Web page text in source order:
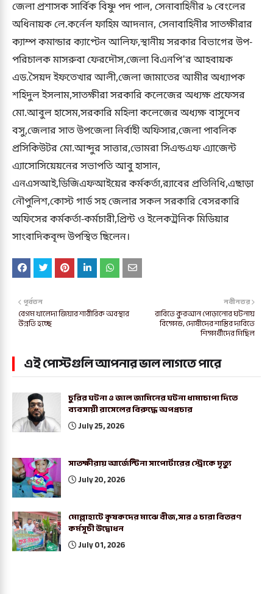
জেলা প্রশাসক সার্বিক বিষ্ণু পদ পাল, সেনাবাহিনীর ৯ বেংলের
অধিনায়ক লে.কর্নেল ফাহিম আদনান, সেনাবাহিনীর সাতক্ষীরার
ক্যাম্প কমান্ডার ক্যাপ্টেন আলিফ,স্থানীয় সরকার বিভাগের উপ-
পরিচালক মাসরুবা ফেরদৌস,জেলা বিএনপি'র আহবায়ক
এড.সৈয়দ ইফতেখার আলী,জেলা জামাতের আমীর অধ্যাপক
শহিদুল ইসলাম,সাতক্ষীরা সরকারি কলেজের অধ্যক্ষ প্রফেসর
মো.আবুল হাসেম,সরকারি মহিলা কলেজের অধ্যক্ষ বাসুদেব
বসু,জেলার সাত উপজেলা নির্বাহী অফিসার,জেলা পাবলিক
প্রসিকিউটর মো.আব্দুর সাত্তার,ভোমরা সিএন্ডএফ এ্যাজেন্ট
এ্যাসোসিয়েয়নের সভাপতি আবু হাসান,
এনএসআই,ডিজিএফআইয়ের কর্মকর্তা,র‍্যাবের প্রতিনিধি,এছাড়া
নৌপুলিশ,কোস্ট গার্ড সহ জেলার সকল সরকারি বেসরকারি
অফিসের কর্মকর্তা-কর্মচারী,প্রিন্ট ও ইলেকট্রনিক মিডিয়ার
সাংবাদিকবৃন্দ উপস্থিত ছিলেন।
নবীনতর
রাবিতে কুরআন পোড়ানোর ঘটনায়
বিক্ষোভ, দোষীদের শাস্তির দাবিতে
শিক্ষার্থীদের মিছিল
পূর্বতন
বেগম খালেদা জিয়ার শারীরিক অবস্থার
উন্নতি হচ্ছে
এই পোস্টগুলি আপনার ভাল লাগতে পারে
চুরির ঘটনা ও জাল জামিনের ঘটনা ধামাচাপা দিতে
ব্যবসায়ী রাসেলের বিরুদ্ধে অপপ্রচার
July 25, 2026
সাতক্ষীরায় আর্জেন্টিনা সাপোর্টারের স্ট্রোকে মৃত্যু
July 20, 2026
মোল্লাহাটে কৃষকদের মাঝে বীজ,সার ও চারা বিতরণ
কর্মসূচী উদ্বোধন
July 01, 2026